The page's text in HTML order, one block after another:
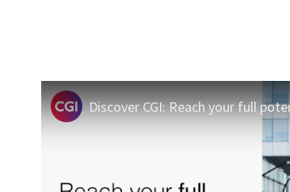
Discover CGI: Reach your full